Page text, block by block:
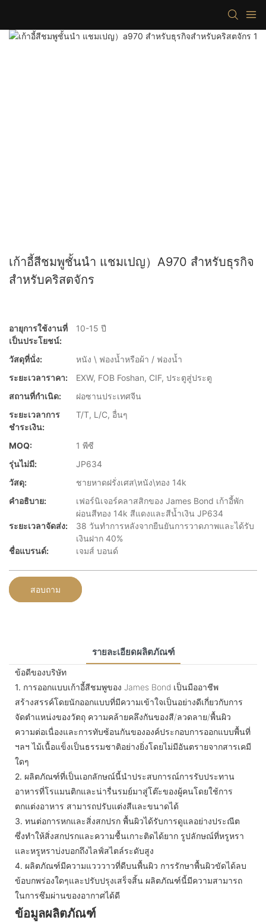
เก้าอี้สีชมพูชั้นนำ แชมเปญ）a970 สำหรับธุรกิจ
สำหรับคริสตจักร
อายุการใช้งานที่
เป็นประโยชน์:
10-15 ปี
วัสดุที่นั่ง:
หนัง \ ฟองน้ำหรือผ้า / ฟองน้ำ
ระยะเวลาราคา:
EXW, FOB Foshan, CIF, ประตูสู่ประตู
สถานที่กำเนิด:
ฝอซานประเทศจีน
ระยะเวลาการ
ชำระเงิน:
T/T, L/C, อื่นๆ
MOQ:
1 พีซี
รุ่นไม่มี:
JP634
วัสดุ:
ชายหาดฝรั่งเศส\หนัง\ทอง 14k
คำอธิบาย:
เฟอร์นิเจอร์คลาสสิกของ James Bond เก้าอี้พัก
ผ่อนสีทอง 14k สีแดงและสีน้ำเงิน JP634
ระยะเวลาจัดส่ง:
38 วันทำการหลังจากยืนยันการวาดภาพและได้รับ
เงินฝาก 40%
ชื่อแบรนด์:
เจมส์ บอนด์
สอบถาม
รายละเอียดผลิตภัณฑ์
ข้อดีของบริษัท
1. การออกแบบเก้าอี้สีชมพูของ James Bond เป็นมืออาชีพ
สร้างสรรค์โดยนักออกแบบที่มีความเข้าใจเป็นอย่างดีเกี่ยวกับการ
จัดตำแหน่งของวัตถุ ความคล้ายคลึงกันของสี/ลวดลาย/พื้นผิว
ความต่อเนื่องและการทับซ้อนกันขององค์ประกอบการออกแบบพื้นที่
ฯลฯ ไม้เนื้อแข็งเป็นธรรมชาติอย่างยิ่งโดยไม่มีอันตรายจากสารเคมี
ใดๆ
2. ผลิตภัณฑ์ที่เป็นเอกลักษณ์นี้นำประสบการณ์การรับประทาน
อาหารที่โรแมนติกและน่ารื่นรมย์มาสู่โต๊ะของผู้คนโดยใช้การ
ตกแต่งอาหาร สามารถปรับแต่งสีและขนาดได้
3. ทนต่อการหกและสิ่งสกปรก พื้นผิวได้รับการดูแลอย่างประณีต
ซึ่งทำให้สิ่งสกปรกและความชื้นเกาะติดได้ยาก รูปลักษณ์ที่หรูหรา
และหรูหราบ่งบอกถึงไลฟ์สไตล์ระดับสูง
4. ผลิตภัณฑ์มีความแวววาวที่ดีบนพื้นผิว การรักษาพื้นผิวขัดได้ลบ
ข้อบกพร่องใดๆและปรับปรุงเสร็จสิ้น ผลิตภัณฑ์นี้มีความสามารถ
ในการซึมผ่านของอากาศได้ดี
ข้อมูลผลิตภัณฑ์